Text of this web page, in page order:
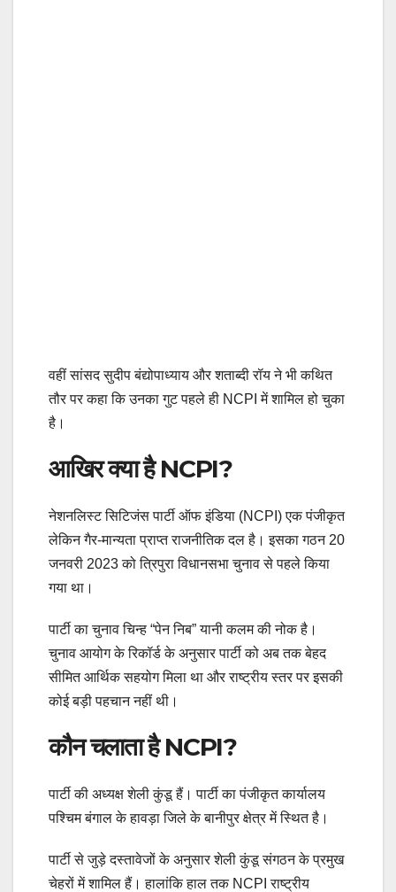
वहीं सांसद सुदीप बंद्योपाध्याय और शताब्दी रॉय ने भी कथित
तौर पर कहा कि उनका गुट पहले ही NCPI में शामिल हो चुका
है।
आखिर क्या है NCPI?
नेशनलिस्ट सिटिजंस पार्टी ऑफ इंडिया (NCPI) एक पंजीकृत
लेकिन गैर-मान्यता प्राप्त राजनीतिक दल है। इसका गठन 20
जनवरी 2023 को त्रिपुरा विधानसभा चुनाव से पहले किया
गया था।
पार्टी का चुनाव चिन्ह “पेन निब” यानी कलम की नोक है।
चुनाव आयोग के रिकॉर्ड के अनुसार पार्टी को अब तक बेहद
सीमित आर्थिक सहयोग मिला था और राष्ट्रीय स्तर पर इसकी
कोई बड़ी पहचान नहीं थी।
कौन चलाता है NCPI?
पार्टी की अध्यक्ष शेली कुंडू हैं। पार्टी का पंजीकृत कार्यालय
पश्चिम बंगाल के हावड़ा जिले के बानीपुर क्षेत्र में स्थित है।
पार्टी से जुड़े दस्तावेजों के अनुसार शेली कुंडू संगठन के प्रमुख
चेहरों में शामिल हैं। हालांकि हाल तक NCPI राष्ट्रीय